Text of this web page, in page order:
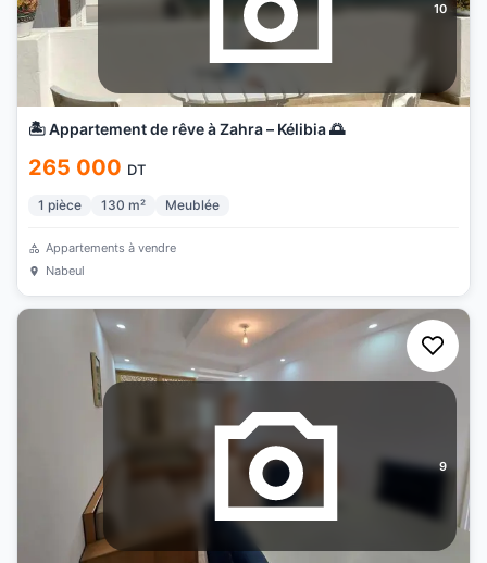
10
🏝 Appartement de rêve à Zahra – Kélibia 🌅
265 000 DT
1 pièce 130 m² Meublée
Appartements à vendre
Nabeul
9